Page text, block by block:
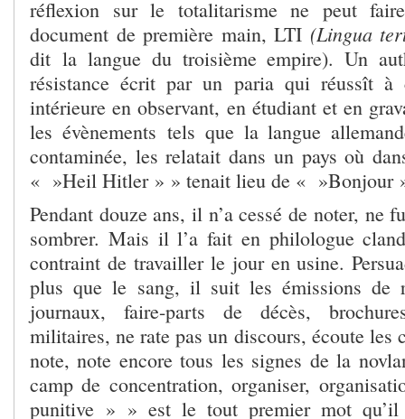
réflexion sur le totalitarisme ne peut
document de première main, LTI (Lingua
dit la langue du troisième empire). Un
résistance écrit par un paria qui réussît à
intérieure en observant, en étudiant et en
les évènements tels que la langue
contaminée, les relatait dans un pays où
« »Heil Hitler » » tenait lieu de «
Pendant douze ans, il n’a cessé de noter, ne
sombrer. Mais il l’a fait en philologue
contraint de travailler le jour en usine.
plus que le sang, il suit les émissions de
journaux, faire-parts de décès,
militaires, ne rate pas un discours, écoute les
note, note encore tous les signes de la
camp de concentration, organiser,
punitive » » est le tout premier mot qu’il